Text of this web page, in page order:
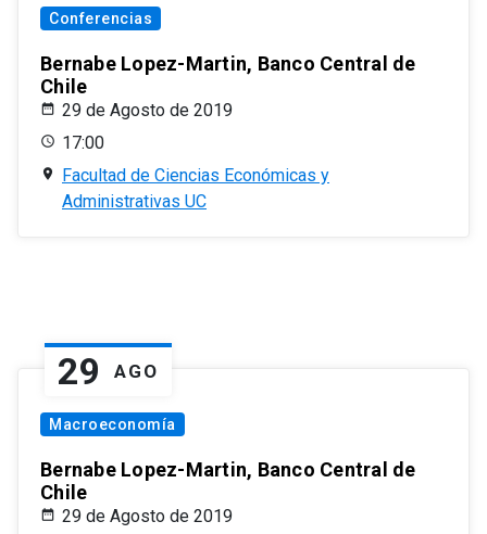
Conferencias
Bernabe Lopez-Martin, Banco Central de
Chile
29 de Agosto de 2019
17:00
Facultad de Ciencias Económicas y
Administrativas UC
29 AGO
Macroeconomía
Bernabe Lopez-Martin, Banco Central de
Chile
29 de Agosto de 2019